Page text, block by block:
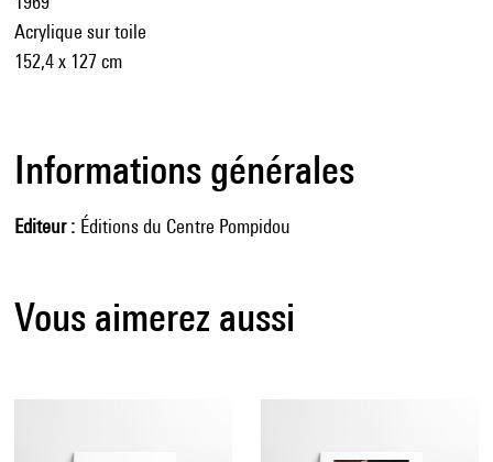
Acrylique sur toile
152,4 x 127 cm
Informations générales
Editeur Éditions du Centre Pompidou
Vous aimerez aussi